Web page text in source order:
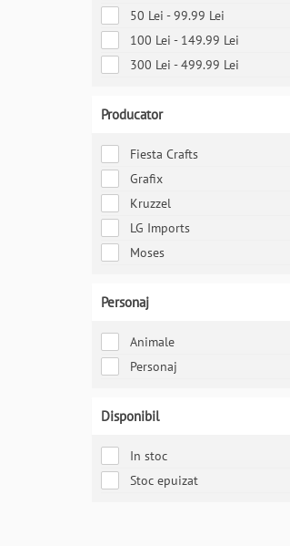
50 Lei - 99.99 Lei
100 Lei - 149.99 Lei
300 Lei - 499.99 Lei
Producator
Fiesta Crafts
Grafix
Kruzzel
LG Imports
Moses
Personaj
Animale
Personaj
Disponibil
In stoc
Stoc epuizat